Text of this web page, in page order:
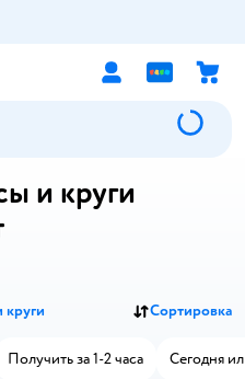
и круги
круги Сортировка
Получить за 1-2 часа Сегодня